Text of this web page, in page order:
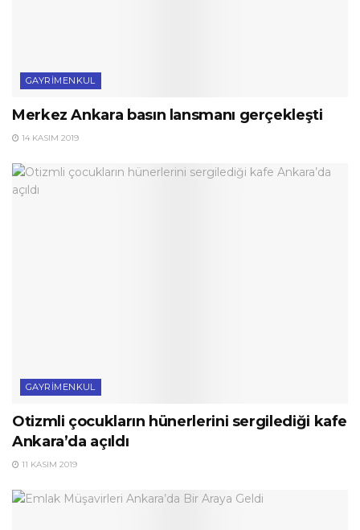
GAYRIMENKUL
Merkez Ankara basın lansmanı gerçekleşti
14 KASIM 2019
GAYRIMENKUL
Otizmli çocukların hünerlerini sergilediği kafe
Ankara’da açıldı
11 KASIM 2019